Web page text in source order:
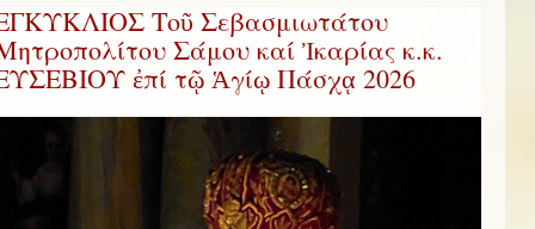
Τοῦ Σεβασμιωτάτου
Σάμου καί Ἰκαρίας κ.κ.
ἐπί τῷ Ἁγίῳ Πάσχᾳ 2026